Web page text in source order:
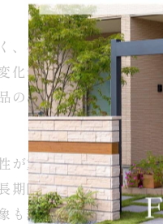
、小さな石を混ぜるこ
が加わり、自然に近
のある石組みをつくる
が重要で、ぐらつきが
期間安心して眺められ
も落ち着き、安心感に